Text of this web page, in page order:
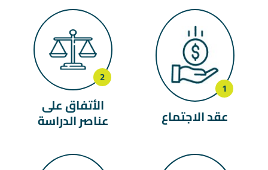
عقد الاجتماع
الأتفاق على
عناصر الدراسة